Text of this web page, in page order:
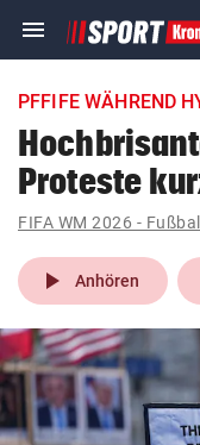
menu Navigation
ein-/ausklappen
account_circle Anmelden
pin_drop
Wien
bookmark
search
Suchbegriff
eingeben
PFFIFE WÄHREND
Proteste
play_arrow Anhören